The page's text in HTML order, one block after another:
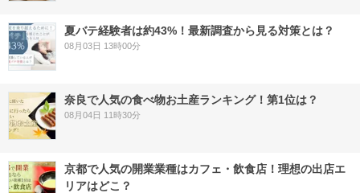
夏バテ経験者は約43%！最新調査から見る対策とは？
08月03日 13時00分
奈良で人気の食べ物お土産ランキング！第1位は？
08月04日 11時30分
京都で人気の開業業種はカフェ・飲食店！理想の出店エ
リアはどこ？